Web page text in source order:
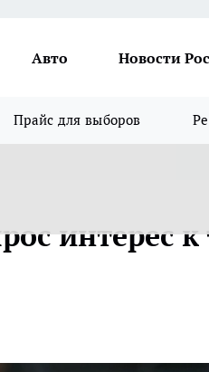
Авто Новости
Прайс для выборов
интерес